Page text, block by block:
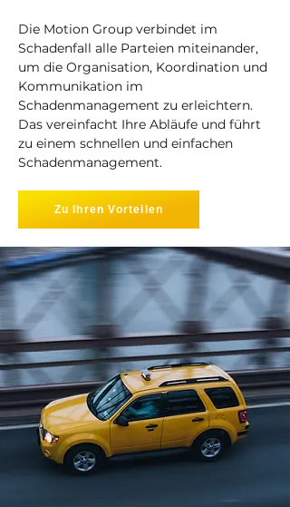
Die Motion Group verbindet im
Schadenfall alle Parteien miteinander,
um die Organisation, Koordination und
Kommunikation im
Schadenmanagement zu erleichtern.
Das vereinfacht Ihre Abläufe und führt
zu einem schnellen und einfachen
Schadenmanagement.
Zu Ihren Vorteilen